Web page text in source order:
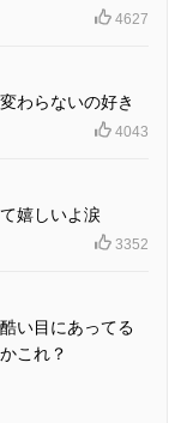
4627
わらないの好き
4043
嬉しいよ涙
3352
い目にあってる
これ？